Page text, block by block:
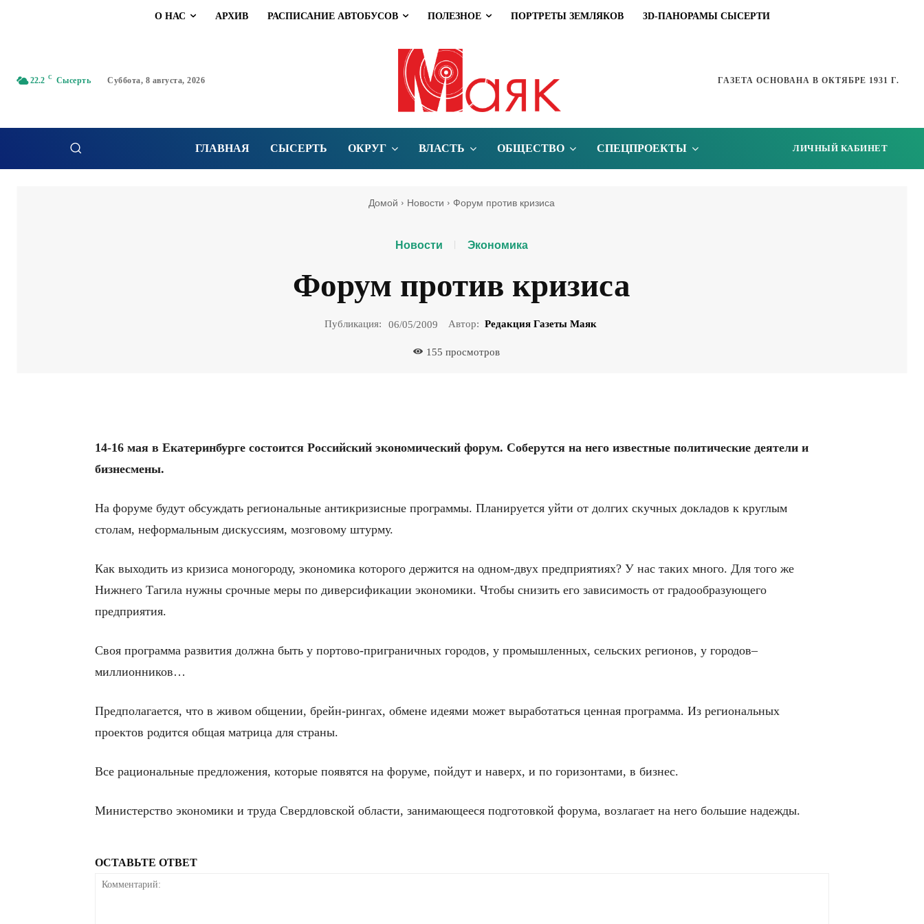
О НАС АРХИВ РАСПИСАНИЕ АВТОБУСОВ ПОЛЕЗНОЕ ПОРТРЕТЫ ЗЕМЛЯКОВ 3D-ПАНОРАМЫ СЫСЕРТИ
22.2 C Сысерть Суббота, 8 августа, 2026 ГАЗЕТА ОСНОВАНА В ОКТЯБРЕ 1931 Г.
ГЛАВНАЯ СЫСЕРТЬ ОКРУГ ВЛАСТЬ ОБЩЕСТВО СПЕЦПРОЕКТЫ ЛИЧНЫЙ КАБИНЕТ
Домой Новости Форум против кризиса
Новости Экономика
Форум против кризиса
Публикация: 06/05/2009 Автор: Редакция Газеты Маяк
155 просмотров
14-16 мая в Екатеринбурге состоится Российский экономический форум. Соберутся на него известные политические деятели и
бизнесмены.
На форуме будут обсуждать региональные антикризисные программы. Планируется уйти от долгих скучных докладов к круглым
столам, неформальным дискуссиям, мозговому штурму.
Как выходить из кризиса моногороду, экономика которого держится на одном-двух предприятиях? У нас таких много. Для того же
Нижнего Тагила нужны срочные меры по диверсификации экономики. Чтобы снизить его зависимость от градообразующего
предприятия.
Своя программа развития должна быть у портово-приграничных городов, у промышленных, сельских регионов, у городов–
миллионников…
Предполагается, что в живом общении, брейн-рингах, обмене идеями может выработаться ценная программа. Из региональных
проектов родится общая матрица для страны.
Все рациональные предложения, которые появятся на форуме, пойдут и наверх, и по горизонтами, в бизнес.
Министерство экономики и труда Свердловской области, занимающееся подготовкой форума, возлагает на него большие надежды.
ОСТАВЬТЕ ОТВЕТ